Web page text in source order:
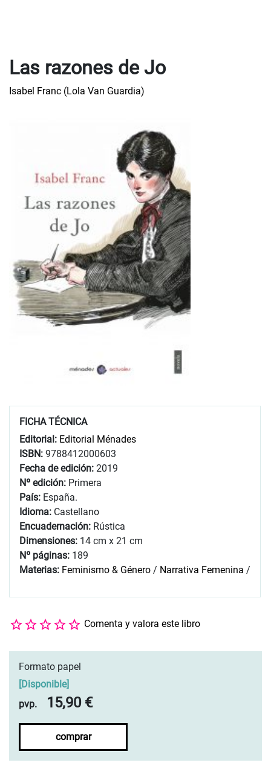
Las razones de Jo
Isabel Franc (Lola Van Guardia)
FICHA TÉCNICA
Editorial: Editorial Ménades
ISBN: 9788412000603
Fecha de edición: 2019
Nº edición: Primera
País: España.
Idioma: Castellano
Encuadernación: Rústica
Dimensiones: 14 cm x 21 cm
Nº páginas: 189
Materias: Feminismo & Género / Narrativa Femenina /
Comenta y valora este libro
Formato papel
[Disponible]
pvp.
15,90 €
comprar